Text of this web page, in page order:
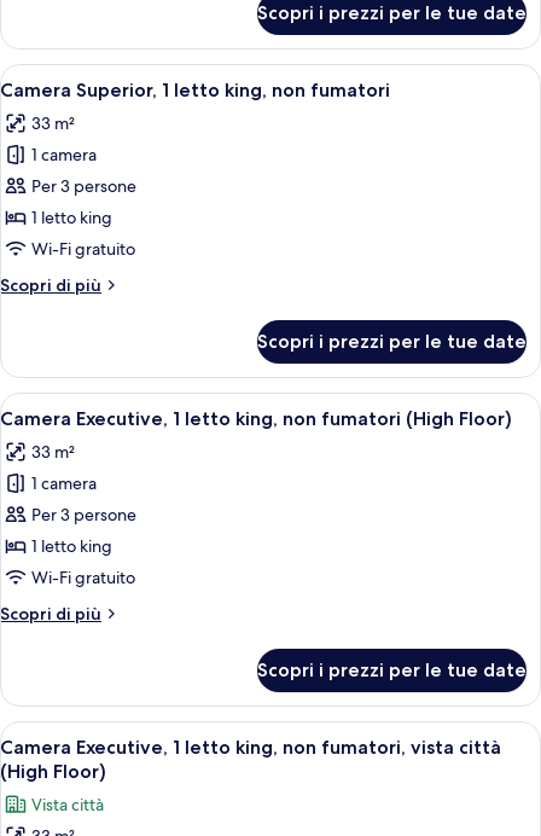
fumatori
Superior,
letti
matrimoniali,
non
fumatori
Scopri i prezzi per le tue date
Apri
tutte
le
foto
per
Camera
Superior,
letto
fumatori
Camera d'albergo con un letto
4
Camera Superior, 1 letto king, non fumatori
33 m²
1 camera
Per 3 persone
1 letto king
Wi-Fi gratuito
Scopri di più
Altri
Superior,
letto
non
fumatori
Scopri i prezzi per le tue date
Apri
tutte
le
foto
per
Camera
Executive,
letto
fumatori
(High
Floor)
Camera d'albergo con un letto
6
Camera Executive, 1 letto king, non fumatori (High Floor)
33 m²
1 camera
Per 3 persone
1 letto king
Wi-Fi gratuito
Scopri di più
Altri
Executive,
letto
king,
non
fumatori
(High
Scopri i prezzi per le tue date
Apri
tutte
le
foto
Camera d'albergo con un letto
5
Camera Executive, 1 letto king, non fumatori, vista città
(High Floor)
Vista città